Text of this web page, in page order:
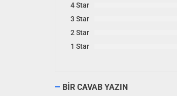
4 Star
3 Star
2 Star
1 Star
BIR CAVAB YAZIN